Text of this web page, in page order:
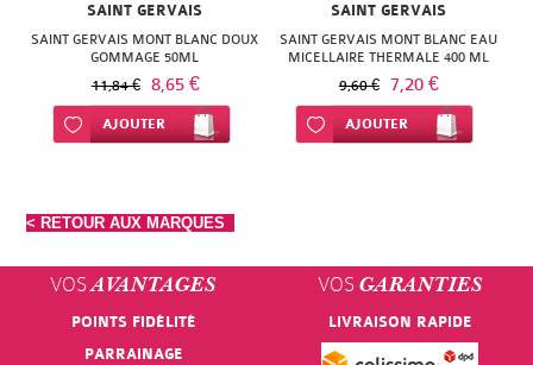
SAINT GERVAIS
SAINT GERVAIS MONT BLANC DOUX
GOMMAGE 50ML
11,84 € 8,65 €
Ajouter à ma liste d’envie
AJOUTER
SAINT GERVAIS
SAINT GERVAIS MONT BLANC EAU
MICELLAIRE THERMALE 400 ML
9,60 € 7,20 €
Ajouter à ma liste d’envie
AJOUTER
< RETOUR AUX MARQUES
VOS AVANTAGES
POINTS FIDÉLITÉ
PARRAINAGE
VOS GARANTIES
LIVRAISON RAPIDE